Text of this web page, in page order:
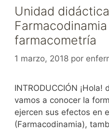
Unidad
farmacometría
1 marzo, 2018 por
INTRODUCCIÓN
vamos a conocer la
ejercen sus efectos en
(Farmacodinamia),